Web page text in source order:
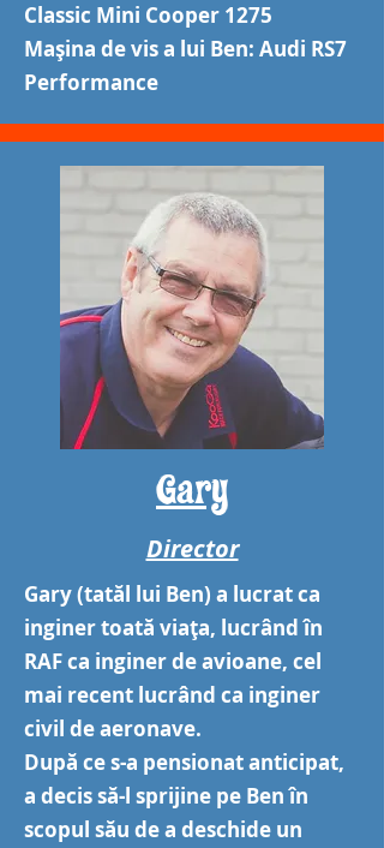
Classic Mini Cooper 1275
Mașina de vis a lui Ben: Audi RS7
Performance
Gary
Director
Gary (tatăl lui Ben) a lucrat ca
inginer toată viața, lucrând în
RAF ca inginer de avioane, cel
mai recent lucrând ca inginer
civil de aeronave.
După ce s-a pensionat anticipat,
a decis să-l sprijine pe Ben în
scopul său de a deschide un